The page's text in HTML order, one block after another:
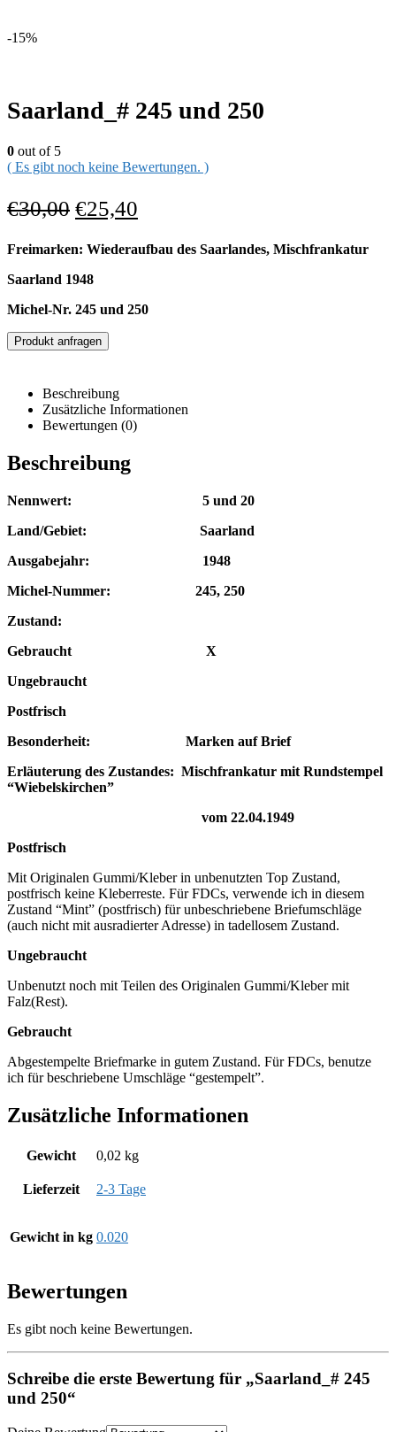
-15%
Saarland_# 245 und 250
0 out of 5
( Es gibt noch keine Bewertungen. )
€30,00 €25,40
Freimarken: Wiederaufbau des Saarlandes, Mischfrankatur
Saarland 1948
Michel-Nr. 245 und 250
Produkt anfragen
Beschreibung
Zusätzliche Informationen
Bewertungen (0)
Beschreibung
Nennwert: 5 und 20
Land/Gebiet: Saarland
Ausgabejahr: 1948
Michel-Nummer: 245, 250
Zustand:
Gebraucht X
Ungebraucht
Postfrisch
Besonderheit: Marken auf Brief
Erläuterung des Zustandes: Mischfrankatur mit Rundstempel
“Wiebelskirchen”
vom 22.04.1949
Postfrisch
Mit Originalen Gummi/Kleber in unbenutzten Top Zustand,
postfrisch keine Kleberreste. Für FDCs, verwende ich in diesem
Zustand “Mint” (postfrisch) für unbeschriebene Briefumschläge
(auch nicht mit ausradierter Adresse) in tadellosem Zustand.
Ungebraucht
Unbenutzt noch mit Teilen des Originalen Gummi/Kleber mit
Falz(Rest).
Gebraucht
Abgestempelte Briefmarke in gutem Zustand. Für FDCs, benutze
ich für beschriebene Umschläge “gestempelt”.
Zusätzliche Informationen
Gewicht 0,02 kg
Lieferzeit 2-3 Tage
Gewicht in kg 0.020
Bewertungen
Es gibt noch keine Bewertungen.
Schreibe die erste Bewertung für „Saarland_# 245
und 250“